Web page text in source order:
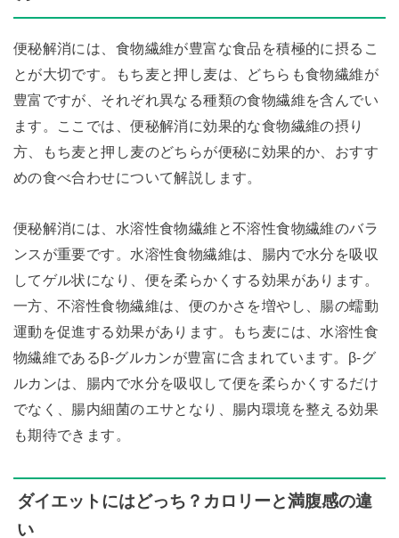
便秘解消には、食物繊維が豊富な食品を積極的に摂るこ
とが大切です。もち麦と押し麦は、どちらも食物繊維が
豊富ですが、それぞれ異なる種類の食物繊維を含んでい
ます。ここでは、便秘解消に効果的な食物繊維の摂り
方、もち麦と押し麦のどちらが便秘に効果的か、おすす
めの食べ合わせについて解説します。
便秘解消には、水溶性食物繊維と不溶性食物繊維のバラ
ンスが重要です。水溶性食物繊維は、腸内で水分を吸収
してゲル状になり、便を柔らかくする効果があります。
一方、不溶性食物繊維は、便のかさを増やし、腸の蠕動
運動を促進する効果があります。もち麦には、水溶性食
物繊維であるβ-グルカンが豊富に含まれています。β-グ
ルカンは、腸内で水分を吸収して便を柔らかくするだけ
でなく、腸内細菌のエサとなり、腸内環境を整える効果
も期待できます。
ダイエットにはどっち？カロリーと満腹感の違
い